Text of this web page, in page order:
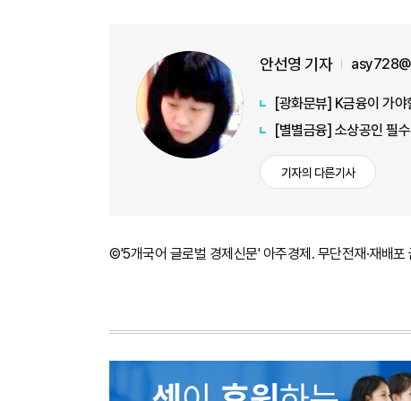
안선영 기자
[광화문뷰] K금융이 가야
[별별금융] 소상공인 필
기자의 다른기사
©'5개국어 글로벌 경제신문' 아주경제. 무단전재·재배포